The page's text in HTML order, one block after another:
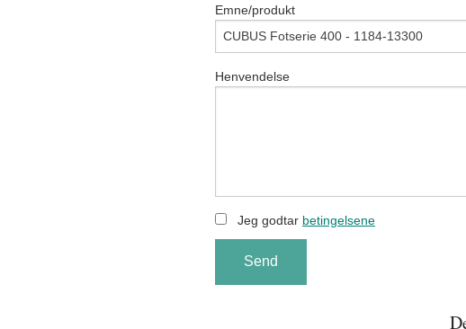
Emne/produkt
Henvendelse
Jeg godtar betingelsene
Send